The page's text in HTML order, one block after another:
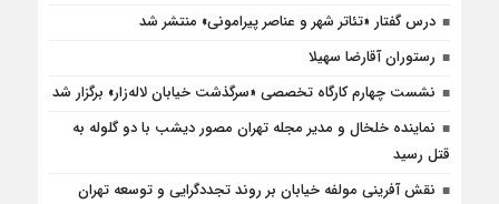
درس‌ گفتار «تئاتر شهر و عناصر پیرامونی» منتشر شد
رستوران آقارضا سهیلا
نشست چهارم کارگاه تخصصی «سرگذشت خیابان لاله‌زار» برگزار شد
نماینده خلخال و مدیر مجله تهران مصور دیشب با دو گلوله به
قتل رسید
نقش آفرینی مولفه خیابان بر روند تجددگرایی و توسعه تهران